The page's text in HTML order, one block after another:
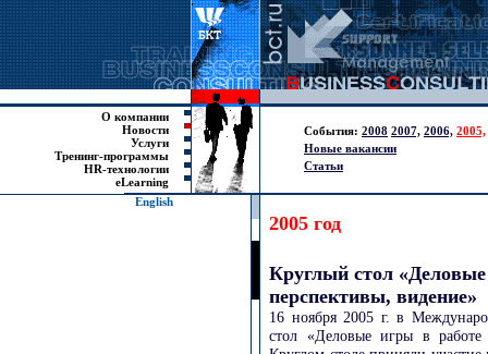
О компании
Новости
Услуги
Тренинг-программы
HR-технологии
eLearning
События: 2008 2007, 2006, 2005,
Новые вакансии
Статьи
English